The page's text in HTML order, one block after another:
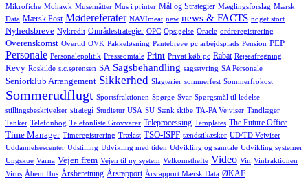
Mikrofiche Mohawk Musemåtter Mus i printer Mål og Strategier Mæglingsforslag Mærsk
Data Mærsk Post Mødereferater NAVImeat new news & FACTS noget stort
Nyhedsbreve Nykredit Områdestrategier OPC Opsigelse Oracle ordreregistrering
Overenskomst Overtid OVK Pakkeløsning Pantebreve pc arbejdsplads Pension PEP
Personale Personalepolitik Presseomtale Print Privat køb pc Rabat Rejseafregning
Revy Roskilde s.c.sørensen SA Sagsbehandling sagsstyring SA Personale
Seniorklub Arrangement Sikkerhed Slagterier sommerfest Sommerfrokost
Sommerudflugt Sportsfraktionen Spørge-Svar Spørgsmål til ledelse
stillingsbeskrivelser strategi Studietur USA SU Sænk skibe TA-PA Vejviser Tandlæger
Tanker Telefonbog Telefonliste Grovvarer Teleprocessing Templates The Future Office
Time Manager Timeregistrering Trælast TSO-ISPF tændstikæsker UD/TD Vejviser
Uddannelsescenter Udstilling Udvikling med tiden Udvikling og samtale Udvikling systemer
Ungskue Varna Vejen frem Vejen til ny system Velkomsthefte Video Vin Vinfraktionen
Virus Åbent Hus Årsberetning Årsrapport Årsrapport Mærsk Data ØKAF